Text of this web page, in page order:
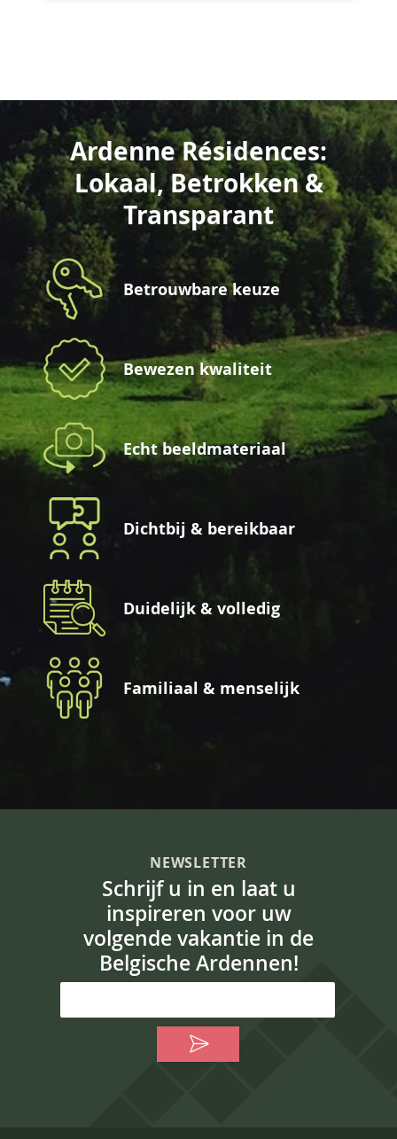
Ardenne Résidences:
Lokaal, Betrokken &
Transparant
Betrouwbare keuze
Bewezen kwaliteit
Echt beeldmateriaal
Dichtbij & bereikbaar
Duidelijk & volledig
Familiaal & menselijk
NEWSLETTER
Schrijf u in en laat u
inspireren voor uw
volgende vakantie in de
Belgische Ardennen!